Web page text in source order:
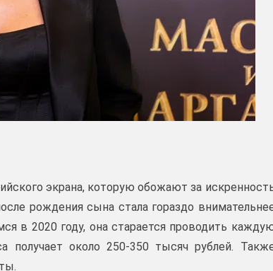
экрана, которую обожают за
рождения сына стала гораздо
в 2020 году, она старается проводить
получает около 250-350 тысяч рублей.